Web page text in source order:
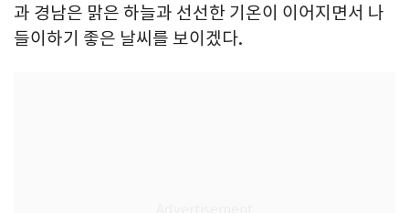
과 경남은 맑은 하늘과 선선한 기온이 이어지면서 나
들이하기 좋은 날씨를 보이겠다.